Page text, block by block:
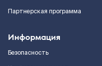
Партнерская программа
Информация
Безопасность